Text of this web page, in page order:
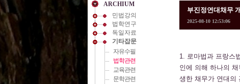
ARCHIUM
민법강의
법학연구
독일자료
기타잡문
자유수필
법학관련
교육관련
문학관련
부진정연대채무
2025-08-10 12:53:06
1. 로마법과 프랑스
인에 의해 하나의
생한 채무가 연대의